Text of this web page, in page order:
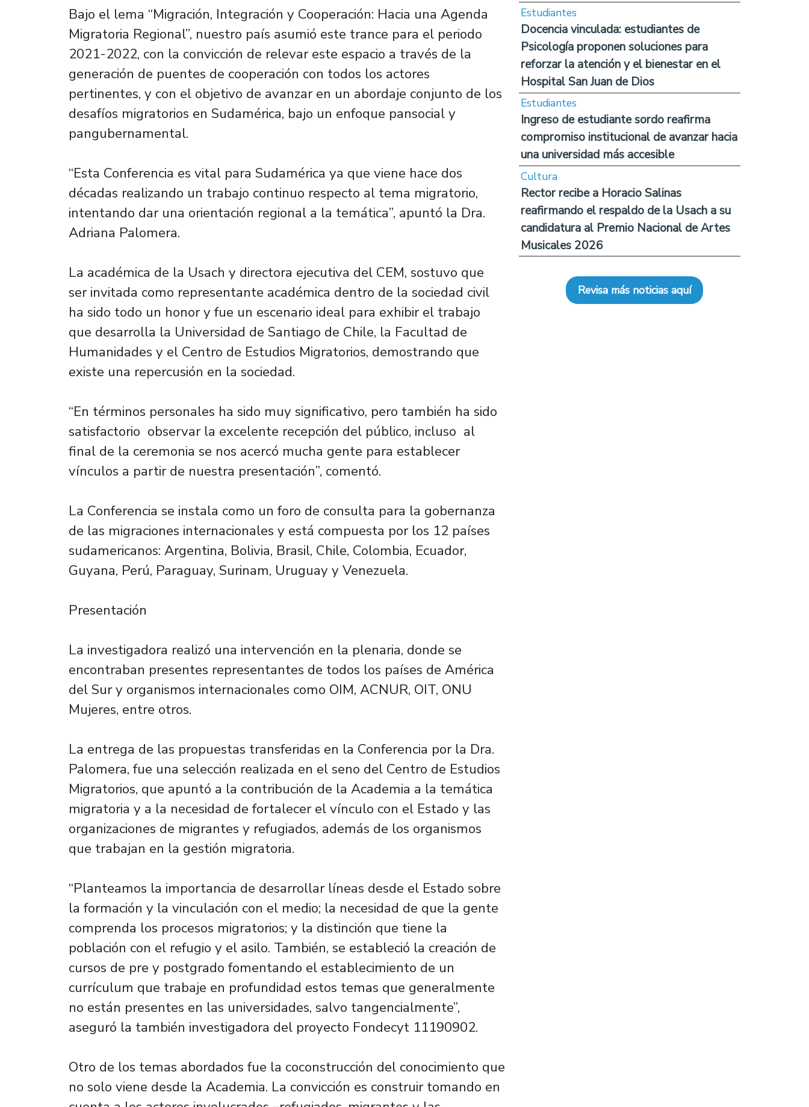
Bajo el lema “Migración, Integración y Cooperación: Hacia una Agenda
Migratoria Regional”, nuestro país asumió este trance para el periodo
2021-2022, con la convicción de relevar este espacio a través de la
generación de puentes de cooperación con todos los actores
pertinentes, y con el objetivo de avanzar en un abordaje conjunto de los
desafíos migratorios en Sudamérica, bajo un enfoque pansocial y
pangubernamental.
“Esta Conferencia es vital para Sudamérica ya que viene hace dos
décadas realizando un trabajo continuo respecto al tema migratorio,
intentando dar una orientación regional a la temática”, apuntó la Dra.
Adriana Palomera.
La académica de la Usach y directora ejecutiva del CEM, sostuvo que
ser invitada como representante académica dentro de la sociedad civil
ha sido todo un honor y fue un escenario ideal para exhibir el trabajo
que desarrolla la Universidad de Santiago de Chile, la Facultad de
Humanidades y el Centro de Estudios Migratorios, demostrando que
existe una repercusión en la sociedad.
“En términos personales ha sido muy significativo, pero también ha sido
satisfactorio observar la excelente recepción del público, incluso al
final de la ceremonia se nos acercó mucha gente para establecer
vínculos a partir de nuestra presentación”, comentó.
La Conferencia se instala como un foro de consulta para la gobernanza
de las migraciones internacionales y está compuesta por los 12 países
sudamericanos: Argentina, Bolivia, Brasil, Chile, Colombia, Ecuador,
Guyana, Perú, Paraguay, Surinam, Uruguay y Venezuela.
Presentación
La investigadora realizó una intervención en la plenaria, donde se
encontraban presentes representantes de todos los países de América
del Sur y organismos internacionales como OIM, ACNUR, OIT, ONU
Mujeres, entre otros.
La entrega de las propuestas transferidas en la Conferencia por la Dra.
Palomera, fue una selección realizada en el seno del Centro de Estudios
Migratorios, que apuntó a la contribución de la Academia a la temática
migratoria y a la necesidad de fortalecer el vínculo con el Estado y las
organizaciones de migrantes y refugiados, además de los organismos
que trabajan en la gestión migratoria.
“Planteamos la importancia de desarrollar líneas desde el Estado sobre
la formación y la vinculación con el medio; la necesidad de que la gente
comprenda los procesos migratorios; y la distinción que tiene la
población con el refugio y el asilo. También, se estableció la creación de
cursos de pre y postgrado fomentando el establecimiento de un
currículum que trabaje en profundidad estos temas que generalmente
no están presentes en las universidades, salvo tangencialmente”,
aseguró la también investigadora del proyecto Fondecyt 11190902.
Otro de los temas abordados fue la coconstrucción del conocimiento que
no solo viene desde la Academia. La convicción es construir tomando en
Estudiantes
Docencia vinculada: estudiantes de
Psicología proponen soluciones para
reforzar la atención y el bienestar en el
Hospital San Juan de Dios
Estudiantes
Ingreso de estudiante sordo reafirma
compromiso institucional de avanzar hacia
una universidad más accesible
Cultura
Rector recibe a Horacio Salinas
reafirmando el respaldo de la Usach a su
candidatura al Premio Nacional de Artes
Musicales 2026
Revisa más noticias aquí